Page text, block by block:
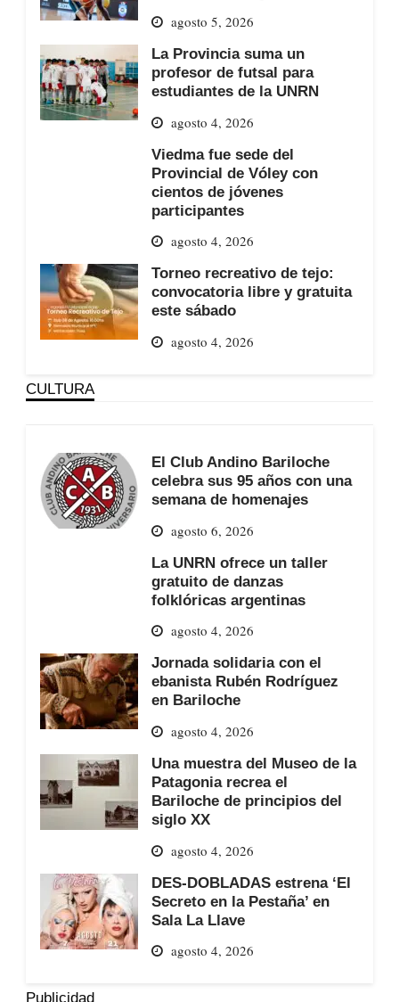
agosto 5, 2026
La Provincia suma un
profesor de futsal para
estudiantes de la UNRN
agosto 4, 2026
Viedma fue sede del
Provincial de Vóley con
cientos de jóvenes
participantes
agosto 4, 2026
Torneo recreativo de tejo:
convocatoria libre y gratuita
este sábado
agosto 4, 2026
CULTURA
El Club Andino Bariloche
celebra sus 95 años con una
semana de homenajes
agosto 6, 2026
La UNRN ofrece un taller
gratuito de danzas
folklóricas argentinas
agosto 4, 2026
Jornada solidaria con el
ebanista Rubén Rodríguez
en Bariloche
agosto 4, 2026
Una muestra del Museo de la
Patagonia recrea el
Bariloche de principios del
siglo XX
agosto 4, 2026
DES-DOBLADAS estrena ‘El
Secreto en la Pestaña’ en
Sala La Llave
agosto 4, 2026
Publicidad